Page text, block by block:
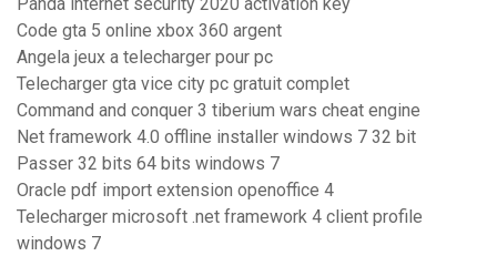
Panda internet security 2020 activation key
Code gta 5 online xbox 360 argent
Angela jeux a telecharger pour pc
Telecharger gta vice city pc gratuit complet
Command and conquer 3 tiberium wars cheat engine
Net framework 4.0 offline installer windows 7 32 bit
Passer 32 bits 64 bits windows 7
Oracle pdf import extension openoffice 4
Telecharger microsoft .net framework 4 client profile
windows 7